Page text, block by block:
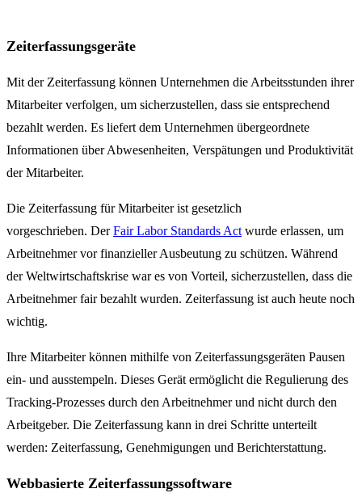
Zeiterfassungsgeräte
Mit der Zeiterfassung können Unternehmen die Arbeitsstunden ihrer
Mitarbeiter verfolgen, um sicherzustellen, dass sie entsprechend
bezahlt werden. Es liefert dem Unternehmen übergeordnete
Informationen über Abwesenheiten, Verspätungen und Produktivität
der Mitarbeiter.
Die Zeiterfassung für Mitarbeiter ist gesetzlich
vorgeschrieben. DerFair Labor Standards Act wurde erlassen, um
Arbeitnehmer vor finanzieller Ausbeutung zu schützen. Während
der Weltwirtschaftskrise war es von Vorteil, sicherzustellen, dass die
Arbeitnehmer fair bezahlt wurden. Zeiterfassung ist auch heute noch
wichtig.
Ihre Mitarbeiter können mithilfe von Zeiterfassungsgeräten Pausen
ein- und ausstempeln. Dieses Gerät ermöglicht die Regulierung des
Tracking-Prozesses durch den Arbeitnehmer und nicht durch den
Arbeitgeber. Die Zeiterfassung kann in drei Schritte unterteilt
werden: Zeiterfassung, Genehmigungen und Berichterstattung.
Webbasierte Zeiterfassungssoftware